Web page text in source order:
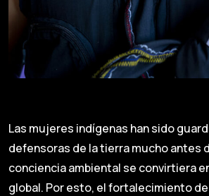
Las mujeres indígenas han sido
defensoras de la tierra mucho antes
conciencia ambiental se convirtiera
global. Por esto, el fortalecimiento